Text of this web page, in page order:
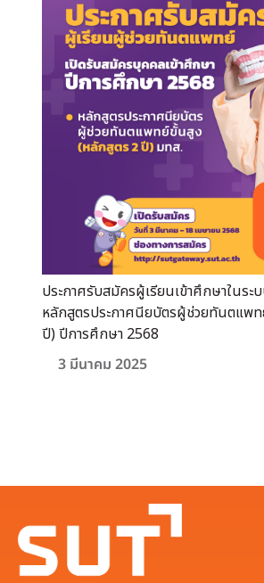
ประกาศรับสมัครผู้เรียนเข้าศึกษาในร
หลักสูตรประกาศนียบัตรผู้ช่วยทันตแพ
ปี) ปีการศึกษา 2568
3 มีนาคม 2025